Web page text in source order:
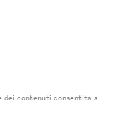
dei contenuti consentita a